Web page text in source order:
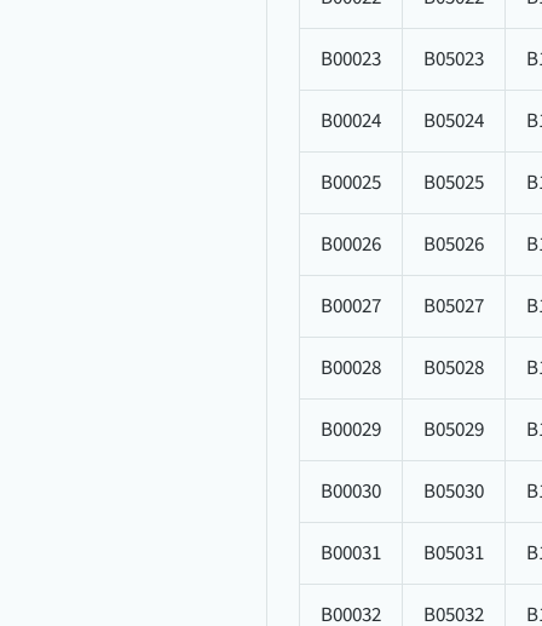
B00023 B05023
B00024 B05024
B00025 B05025
B00026 B05026
B00027 B05027
B00028 B05028
B00029 B05029
B00030 B05030
B00031 B05031
B00032 B05032